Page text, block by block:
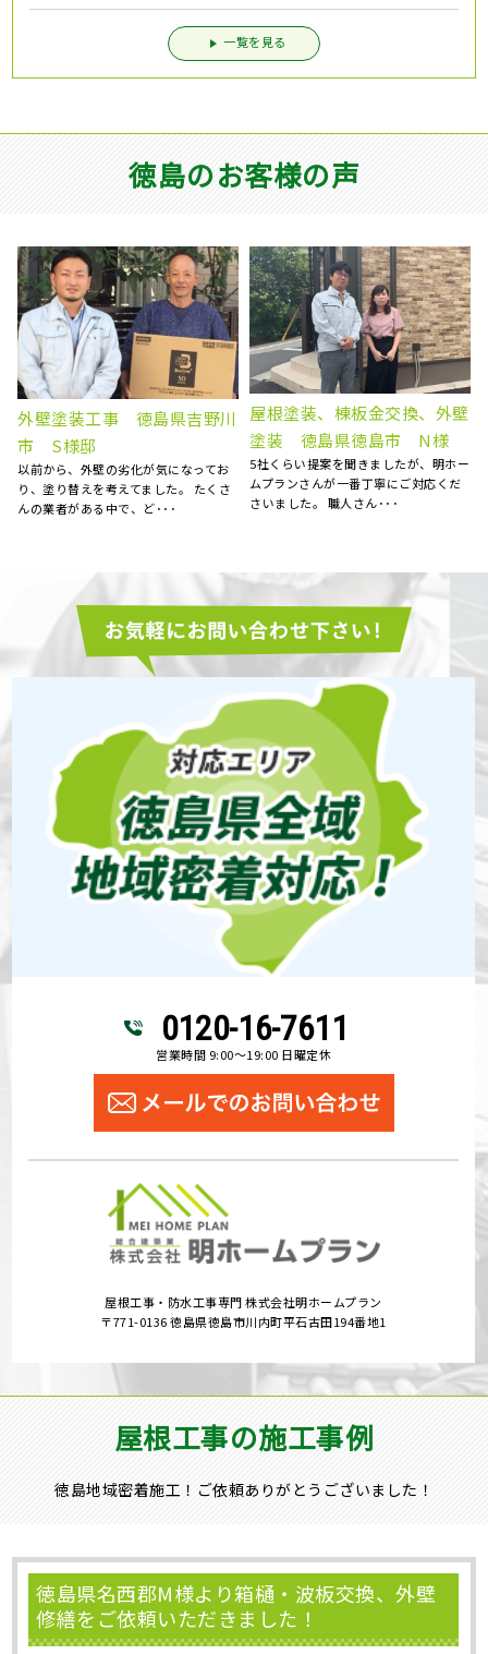
一覧を見る
徳島のお客様の声
屋根雨漏り補修 徳島県阿波
市 N様邸
天井にシミが出来ていることに気がつ
き、慌てて探した明ホームプランさん
に点検のお願いをしました･･･
外壁塗装工事 徳島県阿波
市 S様
自宅の外壁の劣化が気になり、塗装を
お願いしました。 お見積りに来られた
0120-16-7611
営業時間 9:00～19:00 日曜定休
屋根工事・防水工事専門 株式会社明ホームプラン
〒771-0136 徳島県徳島市川内町平石古田194番地1
屋根工事の施工事例
徳島地域密着施工！ご依頼ありがとうございました！
徳島県名西郡M様より箱樋・波板交換、外壁
修繕をご依頼いただきました！